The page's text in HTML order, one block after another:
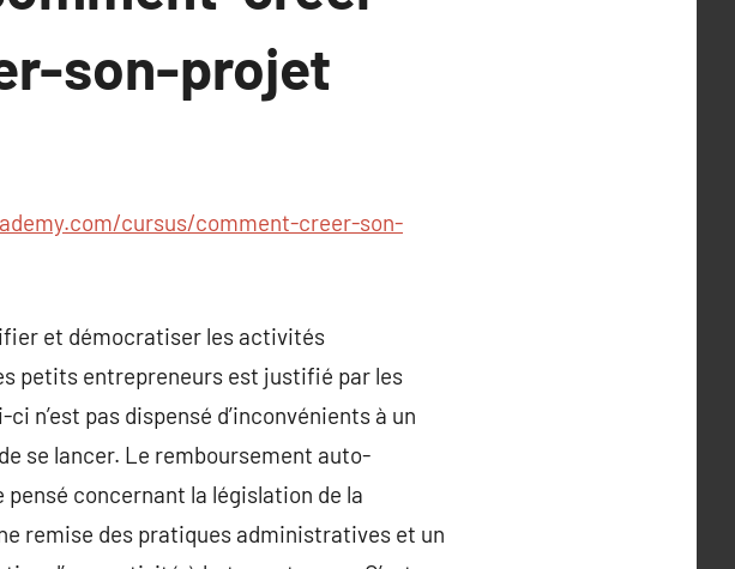
son-projet
cursus/comment-creer-son-
et démocratiser les activités
petits entrepreneurs est justifié par les
n’est pas dispensé d’inconvénients à un
se lancer. Le remboursement auto-
concernant la législation de la
remise des pratiques administratives et un